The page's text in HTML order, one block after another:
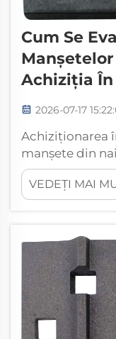
Cum Se
Achiziția
2026-07-17
Achiziționarea
manșete din
angajament
cumpărător
achiziționați
calitatea
afectează
VEDEȚI MAI